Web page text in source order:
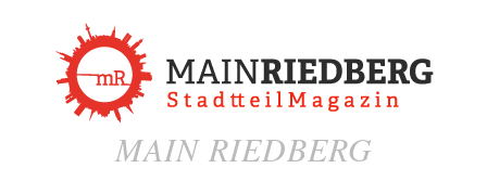
MAIN RIEDBERG